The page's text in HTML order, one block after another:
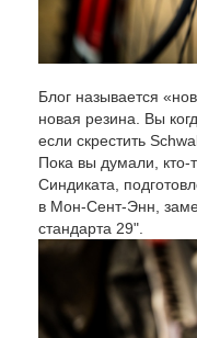
Блог называется
новая резина. Вы
если скрестить
Пока вы думали, кто-
Синдиката,
в Мон-Сент-Энн,
стандарта 29".